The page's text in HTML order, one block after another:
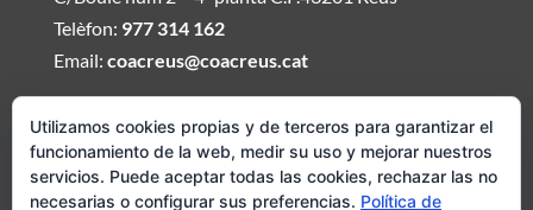
Telèfon: 977 314 162
Email: coacreus@coacreus.cat
Horari del Col·legi dAgents Comercials
De dilluns a divendres de 16:00h a 19:30h
Utilizamos cookies propias y de terceros para garantizar el
funcionamiento de la web, medir su uso y mejorar nuestros
servicios. Puede aceptar todas las cookies, rechazar las no
necesarias o configurar sus preferencias. Política de